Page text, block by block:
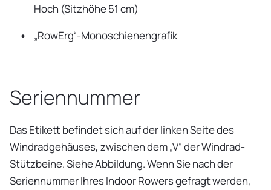
Hoch (Sitzhöhe 51 cm)
„RowErg“-Monoschienengrafik
Seriennummer
Das Etikett befindet sich auf der linken Seite des
Windradgehäuses, zwischen dem „V“ der Windrad-
Stützbeine. Siehe Abbildung. Wenn Sie nach der
Seriennummer Ihres Indoor Rowers gefragt werden,